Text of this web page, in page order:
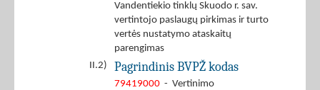
Vandentiekio tinklų Skuodo r. sav.
vertintojo paslaugų pirkimas ir turto
vertės nustatymo ataskaitų
parengimas
II.2)
Pagrindinis BVPŽ kodas
79419000 - Vertinimo